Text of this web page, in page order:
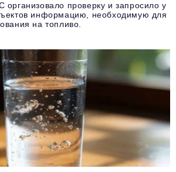
проверку и запросило у
информацию, необходимую для
на топливо.